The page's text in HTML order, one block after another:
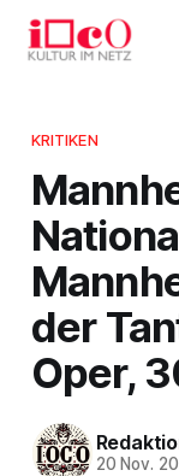
KRITIKEN
der
Oper,
20 Nov.